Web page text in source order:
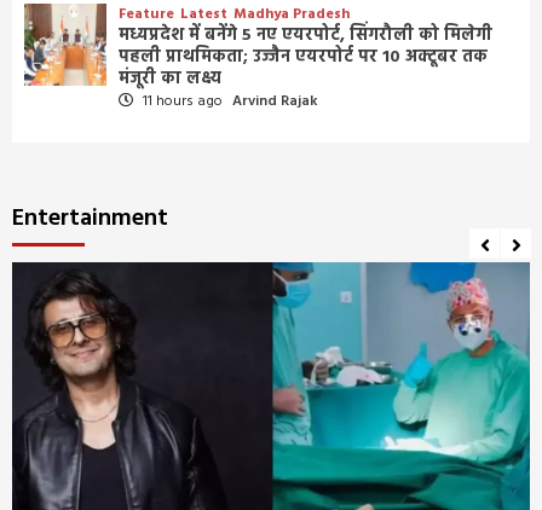
Feature Latest Madhya Pradesh
मध्यप्रदेश में बनेंगे 5 नए एयरपोर्ट, सिंगरौली को मिलेगी
पहली प्राथमिकता; उज्जैन एयरपोर्ट पर 10 अक्टूबर तक
मंजूरी का लक्ष्य
11 hours ago Arvind Rajak
Entertainment